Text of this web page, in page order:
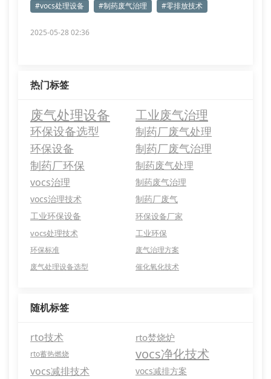
#vocs处理设备 #制药废气治理 #零排放技术
2025-05-28 02:36
热门标签
废气处理设备 工业废气治理
环保设备选型 制药厂废气处理
环保设备
制药厂废气治理
制药厂环保
制药废气处理
vocs治理
制药废气治理
vocs治理技术
制药厂废气
工业环保设备
环保设备厂家
vocs处理技术
工业环保
环保标准
废气治理方案
废气处理设备选型
催化氧化技术
随机标签
rto技术 rto焚烧炉
rto蓄热燃烧 vocs净化技术
vocs减排技术 vocs减排方案